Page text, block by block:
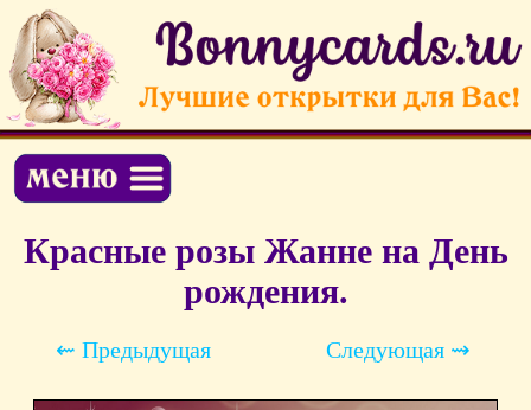
Красные розы Жанне на День
рождения.
⇜ Предыдущая Следующая ⇝